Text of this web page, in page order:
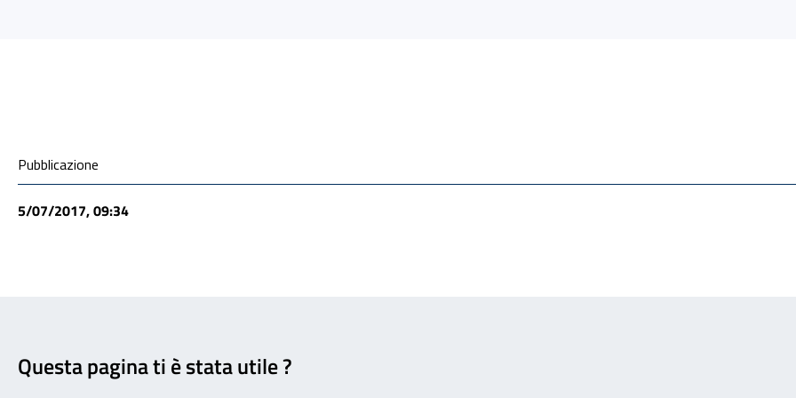
Condivisione social
Pubblicazione
5/07/2017, 09:34
Questa pagina ti è stata utile ?